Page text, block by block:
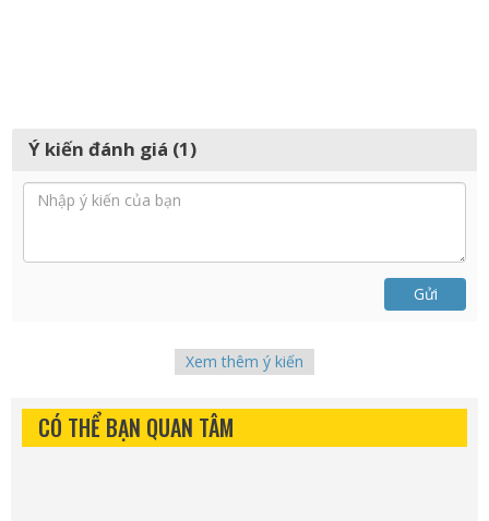
Ý kiến đánh giá (1)
Gửi
Xem thêm ý kiến
CÓ THỂ BẠN QUAN TÂM